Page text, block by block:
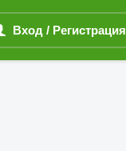
Вход / Регистрация